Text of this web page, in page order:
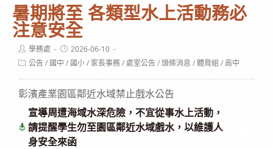
暑期將至 各類型水上活動務必
注意安全
Post
author:
學務處
Post
published:
2026-06-10
Post公告/ 國中 / 國小/ 家長事務/處室公告/頭條消息 /體育組 /高中
彰濱產業園區鄰近水域禁止戲水公告
宣導周遭海域水深危險，不宜從事水上活動，
請提醒學生勿至園區鄰近水域戲水，以維護人
身安全來函